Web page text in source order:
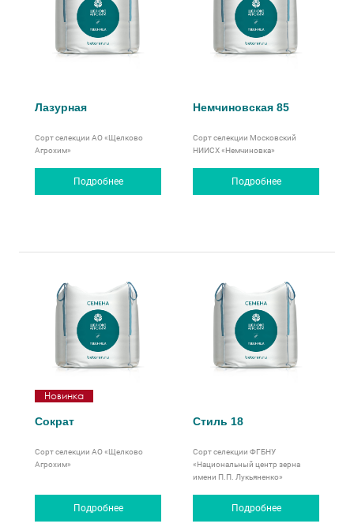
Лазурная
Сорт селекции АО «Щелково
Агрохим»
Подробнее
Немчиновская 85
Сорт селекции Московский
НИИСХ «Немчиновка»
Подробнее
Новинка
Сократ
Сорт селекции АО «Щелково
Агрохим»
Подробнее
Стиль 18
Сорт селекции ФГБНУ
«Национальный центр зерна
имени П.П. Лукьяненко»
Подробнее